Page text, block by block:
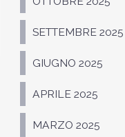
SETTEMBRE 2025
GIUGNO 2025
APRILE 2025
MARZO 2025